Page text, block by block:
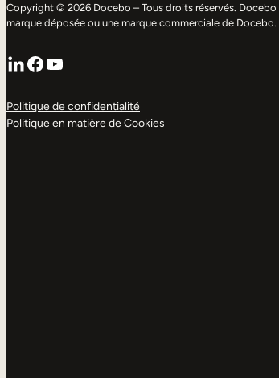
Copyright © 2026 Docebo – Tous droits réservés. Docebo
marque déposée ou une marque commerciale de Docebo.
LinkedIn
Facebook
YouTube
Politique de confidentialité
Politique en matière de Cookies